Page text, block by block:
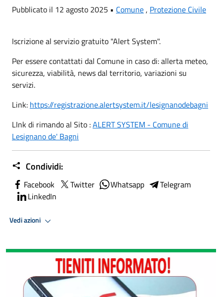
Pubblicato il 12 agosto 2025 • Comune , Protezione Civile
Iscrizione al servizio gratuito "Alert System".
Per essere contattati dal Comune in caso di: allerta meteo,
sicurezza, viabilità, news dal territorio, variazioni su
servizi.
Link: https://registrazione.alertsystem.it/lesignanodebagni
LInk di rimando al Sito :ALERT SYSTEM - Comune di
Lesignano de' Bagni
Condividi:
Facebook Twitter Whatsapp
Telegram
LinkedIn
Vedi azioni